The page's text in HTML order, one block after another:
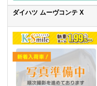
ダイハツ ムーヴコンテ X